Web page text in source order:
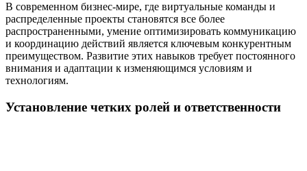
В современном бизнес-мире, где виртуальные команды и
распределенные проекты становятся все более
распространенными, умение оптимизировать коммуникацию
и координацию действий является ключевым конкурентным
преимуществом. Развитие этих навыков требует постоянного
внимания и адаптации к изменяющимся условиям и
технологиям.
Установление четких ролей и ответственности